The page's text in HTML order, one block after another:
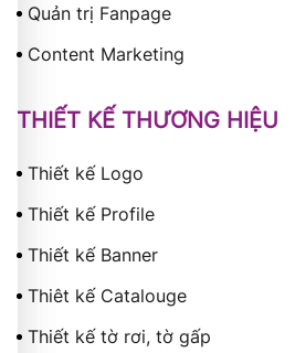
Quản trị Fanpage
Content Marketing
THIẾT KẾ THƯƠNG HIỆU
Thiết kế Logo
Thiết kế Profile
Thiết kế Banner
Thiêt kế Catalouge
Thiết kế tờ rơi, tờ gấp